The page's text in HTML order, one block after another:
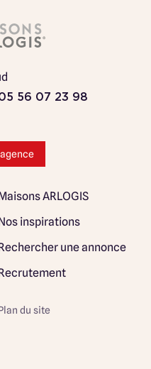
56 07 23 98
ARLOGIS
inspirations
une annonce
du site